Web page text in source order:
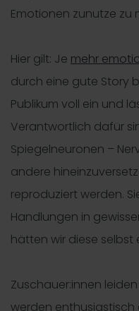
Emotionen zunutze zu
Hier gilt: Je mehr
durch eine gute Story
Publikum voll ein und
Verantwortlich dafür
Spiegelneuronen –
andere
reproduziert werden.
Handlungen in
hätten wir diese selbst
Zuschauer:innen
werden enthusiastisch